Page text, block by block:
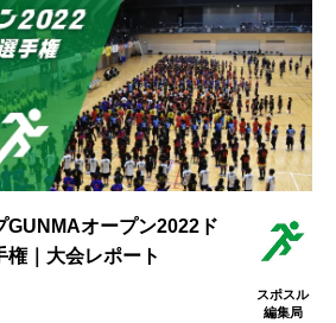
GUNMAオープン2022ド
権｜大会レポート
スポスル
編集局